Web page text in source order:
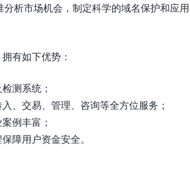
析市场机会，制定科学的域名保护和应
拥有如下优势：
测系统；
、交易、管理、咨询等全方位服务；
例丰富；
障用户资金安全。